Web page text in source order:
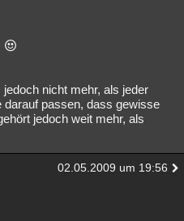
nicht mehr, als jeder
passen, dass gewisse
jedoch weit mehr, als
02.05.2009 um 19:56